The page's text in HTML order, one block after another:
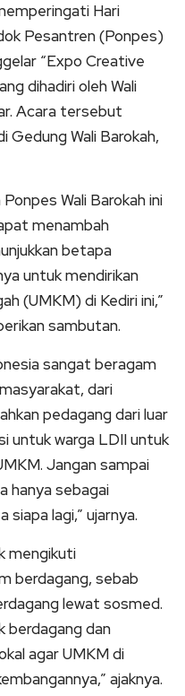
Hari
Pesantren (Ponpes)
“Expo Creative
dihadiri oleh Wali
Acara tersebut
Gedung Wali Barokah,
Ponpes Wali Barokah ini
menambah
betapa
untuk mendirikan
(UMKM) di Kediri ini,”
sambutan.
sangat beragam
dari
pedagang dari luar
untuk warga LDII untuk
Jangan sampai
hanya sebagai
siapa lagi,” ujarnya.
mengikuti
berdagang, sebab
lewat sosmed.
berdagang dan
agar UMKM di
ajaknya.